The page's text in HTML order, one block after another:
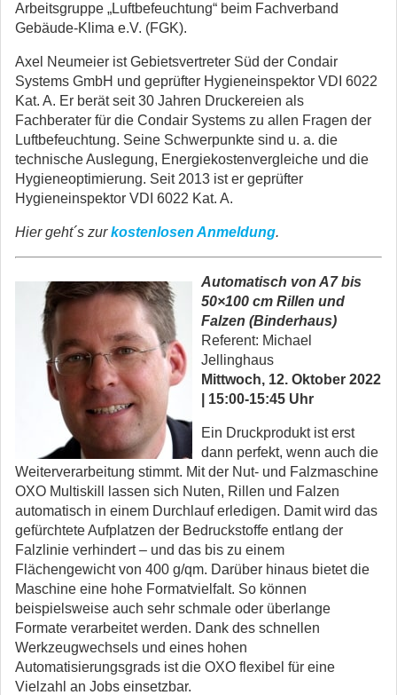
Arbeitsgruppe „Luftbefeuchtung“ beim Fachverband
Gebäude-Klima e.V. (FGK).
Axel Neumeier ist Gebietsvertreter Süd der Condair
Systems GmbH und geprüfter Hygieneinspektor VDI 6022
Kat. A. Er berät seit 30 Jahren Druckereien als
Fachberater für die Condair Systems zu allen Fragen der
Luftbefeuchtung. Seine Schwerpunkte sind u. a. die
technische Auslegung, Energiekostenvergleiche und die
Hygieneoptimierung. Seit 2013 ist er geprüfter
Hygieneinspektor VDI 6022 Kat. A.
Hier geht´s zurkostenlosen Anmeldung.
Automatisch von A7 bis
50×100 cm Rillen und
Falzen (Binderhaus)
Referent: Michael
Jellinghaus
Mittwoch, 12. Oktober 2022
| 15:00-15:45 Uhr
Ein Druckprodukt ist erst
dann perfekt, wenn auch die
Weiterverarbeitung stimmt. Mit der Nut- und Falzmaschine
OXO Multiskill lassen sich Nuten, Rillen und Falzen
automatisch in einem Durchlauf erledigen. Damit wird das
gefürchtete Aufplatzen der Bedruckstoffe entlang der
Falzlinie verhindert – und das bis zu einem
Flächengewicht von 400 g/qm. Darüber hinaus bietet die
Maschine eine hohe Formatvielfalt. So können
beispielsweise auch sehr schmale oder überlange
Formate verarbeitet werden. Dank des schnellen
Werkzeugwechsels und eines hohen
Automatisierungsgrads ist die OXO flexibel für eine
Vielzahl an Jobs einsetzbar.